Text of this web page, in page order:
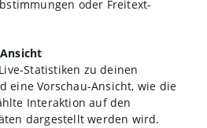
oder Freitext-
Statistiken zu deinen
eine Vorschau-Ansicht, wie die
Interaktion auf den
dargestellt werden wird.